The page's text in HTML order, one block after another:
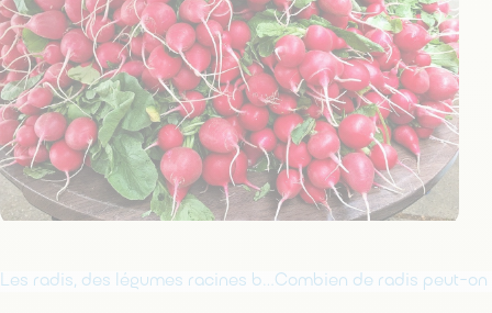
Les radis, des légumes racines bons pour la santé